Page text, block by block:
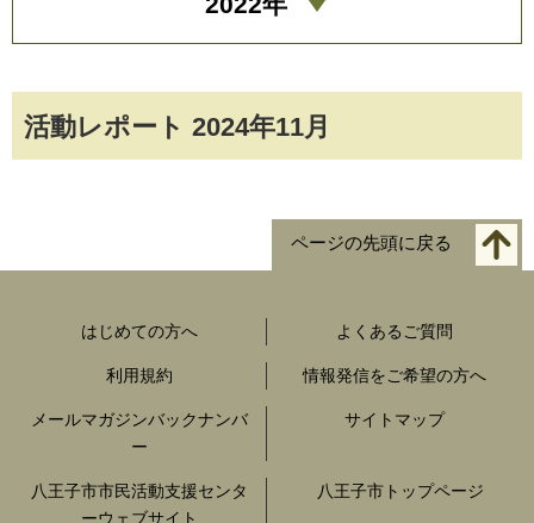
活動レポート 2024年11月
ページの先頭に戻る
はじめての方へ よくあるご質問
利用規約 情報発信をご希望の方へ
メールマガジンバックナンバ
ー
サイトマップ
八王子市市民活動支援センタ
ーウェブサイト
八王子市トップページ